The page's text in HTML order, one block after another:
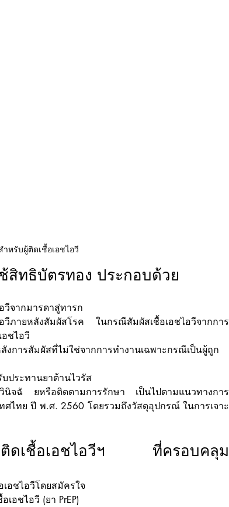
หรับผู้ติดเชื้อเอชไอวี
สิทธิบัตรทอง ประกอบด้วย
วีจากมารดาสู่ทารก
วีภายหลังสัมผัสโรค ในกรณีสัมผัสเชื้อเอชไอวีจากการ
ชไอวี
งการสัมผัสที่ไม่ใช่จากการทำงานเฉพาะกรณีเป็นผู้ถูก
ประทานยาต้านไวรัส
วินิจฉั ยหรือติดตามการรักษา เป็นไปตามแนวทางการ
ศไทย ปี พ.ศ. 2560 โดยรวมถึงวัสดุอุปกรณ์ ในการเจาะ
ผู้ติดเชื้อเอชไอวีฯ ที่ครอบคลุม
อชไอวีโดยสมัครใจ
อชไอวี (ยา PrEP)